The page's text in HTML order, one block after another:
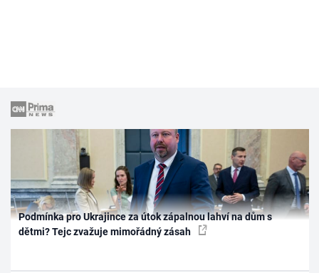
Podmínka pro Ukrajince za útok zápalnou lahví na dům s
dětmi? Tejc zvažuje mimořádný zásah